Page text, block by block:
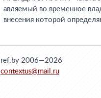
авляемый во временное
внесения которой
ref.by 2006—2026
contextus@mail.ru